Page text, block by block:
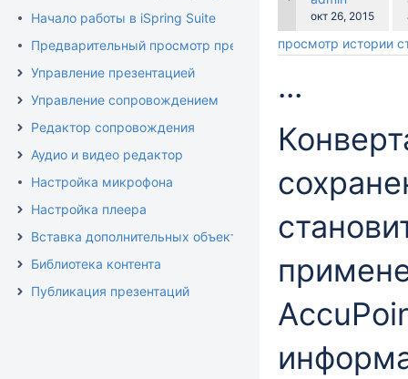
Начало работы в iSpring Suite
Предварительный просмотр презентации
Управление презентацией
Управление сопровождением
Редактор сопровождения
Аудио и видео редактор
Настройка микрофона
Настройка плеера
Вставка дополнительных объектов
Библиотека контента
Публикация презентаций
Сохранено
окт 26, 2015
просмотр истории
...